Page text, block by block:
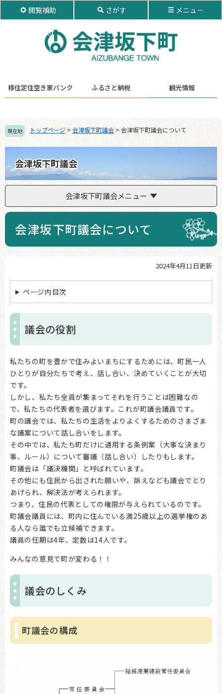
本
閲覧補助 さがす メニュ－
移住定住空き家バンク ふるさと納税 観光情報
現在地 トップページ > 会津坂下町議会 > 会津坂下町議会について
会津坂下町議会
会津坂下町議会メニュー
会津坂下町議会について
2024年4月11日更新
ページ内目次
議会の役割
私たちの町を豊かで住みよいまちにするためには、町民一人
ひとりが自分たちで考え、話し合い、決めていくことが大切
です。
しかし、私たち全員が集まってそれを行うことは困難なの
で、私たちの代表者を選びます。これが町議会議員です。
町の議会では、私たちの生活をよりよくするためのさまざま
な議案について話し合いをします。
その中では、私たち町だけに通用する条例案（大事な決まり
事、ルール）について審議（話し合い）したりもします。
町議会は「議決機関」と呼ばれています。
その他にも住民から出された願いや、訴えなども議会でとり
あげられ、解決法が考えられます。
つまり、住民の代表としての権限が与えられているのです。
町議会議員には、町内に住んでいる満25歳以上の選挙権のあ
る人なら誰でも立候補できます。
議員の任期は4年、定数は14人です。
みんなの意見で町が変わる！！
議会のしくみ
町議会の構成